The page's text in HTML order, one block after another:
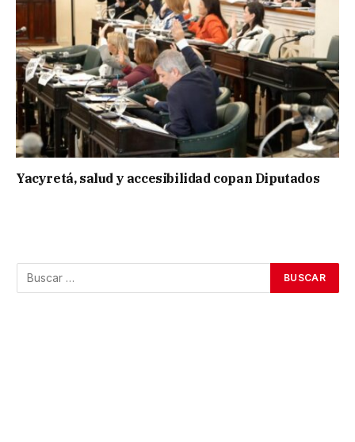
Yacyretá, salud y accesibilidad copan Diputados